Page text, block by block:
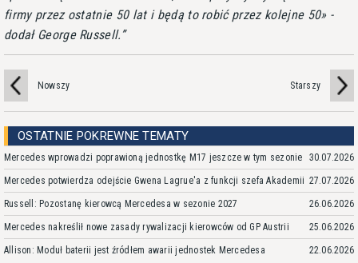
firmy przez ostatnie 50 lat i będą to robić przez kolejne 50 -
dodał George Russell.
Nowszy Starszy
OSTATNIE POKREWNE TEMATY
Mercedes wprowadzi poprawioną jednostkę M17 jeszcze w tym sezonie 30.07.2026
Mercedes potwierdza odejście Gwena Lagrue'a z funkcji szefa Akademii 27.07.2026
Russell: Pozostanę kierowcą Mercedesa w sezonie 2027 26.06.2026
Mercedes nakreślił nowe zasady rywalizacji kierowców od GP Austrii 25.06.2026
Allison: Moduł baterii jest źródłem awarii jednostek Mercedesa 22.06.2026